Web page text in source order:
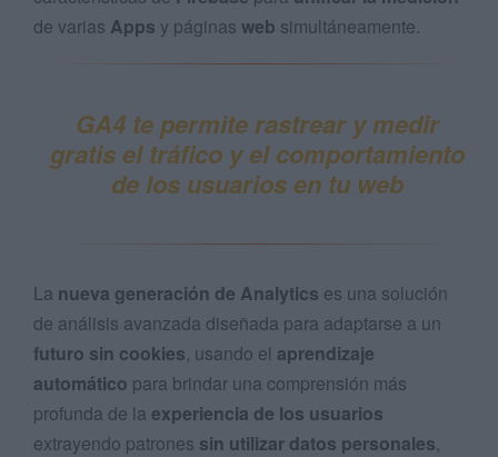
de varias Apps y páginas web simultáneamente.
GA4 te permite rastrear y medir
gratis el tráfico y el comportamiento
de los usuarios en tu web
La nueva generación de Analytics es una solución
de análisis avanzada diseñada para adaptarse a un
futuro sin cookies, usando el aprendizaje
automático para brindar una comprensión más
profunda de la experiencia de los usuarios
extrayendo patrones sin utilizar datos personales,